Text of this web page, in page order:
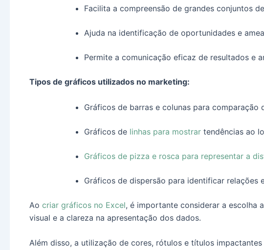
Facilita a compreensão de grandes conjuntos
Ajuda na identificação de oportunidades e
Permite a comunicação eficaz de resultados e
Tipos de gráficos utilizados no marketing:
Gráficos de barras e colunas para comparação
Gráficos de linhas para mostrar tendências ao
Gráficos de pizza e rosca para representar a
Gráficos de dispersão para identificar relações
Ao criar gráficos no Excel, é importante considerar a escolha
visual e a clareza na apresentação dos dados.
Além disso, a utilização de cores, rótulos e títulos